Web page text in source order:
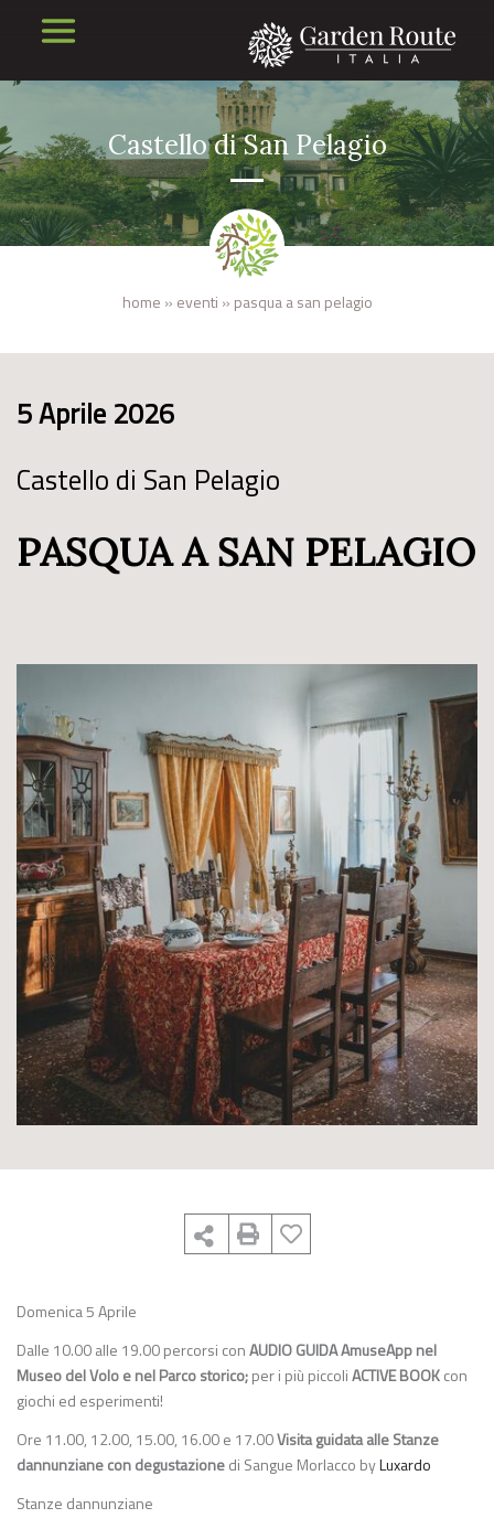
Castello di San Pelagio
home » eventi » pasqua a san pelagio
5 Aprile 2026
Castello di San Pelagio
PASQUA A SAN PELAGIO
Domenica 5 Aprile
Dalle 10.00 alle 19.00 percorsi conAUDIO GUIDA AmuseApp nel
Museo del Volo e nel Parco storico;per i più piccoliACTIVE BOOKcon
giochi ed esperimenti!
Ore 11.00, 12.00, 15.00, 16.00 e 17.00Visita guidata alle Stanze
dannunziane con degustazionedi Sangue Morlacco byLuxardo
Stanze dannunziane